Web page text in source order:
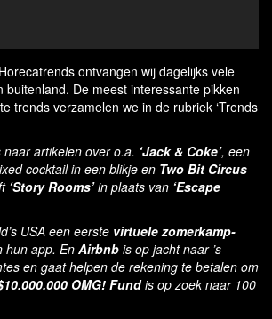
ontvangen wij dagelijks vele
buitenland. De meest interessante pikken
trends verzamelen we in de rubriek ‘Trends
artikelen over o.a. ‘Jack & Coke’, een
cocktail in een blikje en Two Bit Circus
‘Story Rooms’in plaats van ‘Escape
USA een eerste virtuele zomerkamp-
hun app. En Airbnb is op jacht naar ’s
en gaat helpen de rekening te betalen om
OMG! Fundis op zoek naar 100